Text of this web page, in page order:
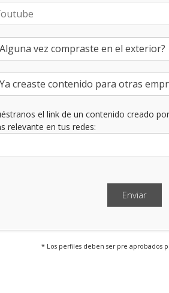
el link de un contenido creado
relevante en tus redes:
Enviar
* Los perfiles deben ser pre aprobados